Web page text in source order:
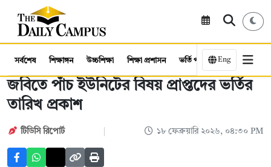
সর্বশেষ শিক্ষাঙ্গন উচ্চশিক্ষা শিক্ষা প্রশাসন ভর্তি পরীক্ষা কর্মসংস্থান
Eng
জবিতে পাঁচ ইউনিটের বিষয় প্রাপ্তদের ভর্তির
তারিখ প্রকাশ
টিডিসি রিপোর্ট ১৮ ফেব্রুয়ারি ২০২৬, ০৪:৩০ PM